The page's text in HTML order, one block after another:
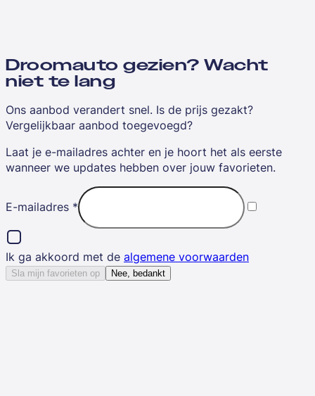
Droomauto gezien? Wacht
niet te lang
Ons aanbod verandert snel. Is de prijs gezakt?
Vergelijkbaar aanbod toegevoegd?
Laat je e-mailadres achter en je hoort het als eerste
wanneer we updates hebben over jouw favorieten.
E-mailadres *
Ik ga akkoord met de algemene voorwaarden
Sla mijn favorieten op Nee, bedankt